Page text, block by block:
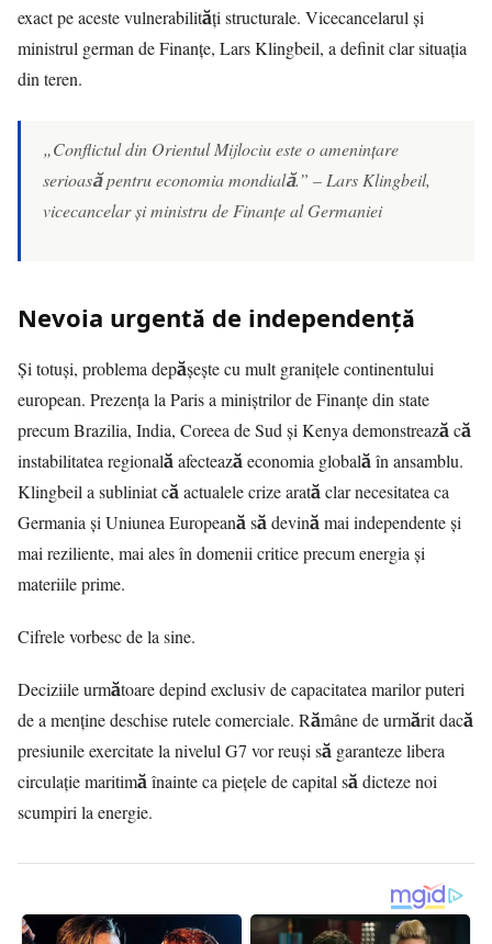
exact pe aceste vulnerabilități structurale. Vicecancelarul și
ministrul german de Finanțe, Lars Klingbeil, a definit clar situația
din teren.
„Conflictul din Orientul Mijlociu este o amenințare
serioasă pentru economia mondială.” – Lars Klingbeil,
vicecancelar și ministru de Finanțe al Germaniei
Nevoia urgentă de independență
Și totuși, problema depășește cu mult granițele continentului
european. Prezența la Paris a miniștrilor de Finanțe din state
precum Brazilia, India, Coreea de Sud și Kenya demonstrează că
instabilitatea regională afectează economia globală în ansamblu.
Klingbeil a subliniat că actualele crize arată clar necesitatea ca
Germania și Uniunea Europeană să devină mai independente și
mai reziliente, mai ales în domenii critice precum energia și
materiile prime.
Cifrele vorbesc de la sine.
Deciziile următoare depind exclusiv de capacitatea marilor puteri
de a menține deschise rutele comerciale. Rămâne de urmărit dacă
presiunile exercitate la nivelul G7 vor reuși să garanteze libera
circulație maritimă înainte ca piețele de capital să dicteze noi
scumpiri la energie.